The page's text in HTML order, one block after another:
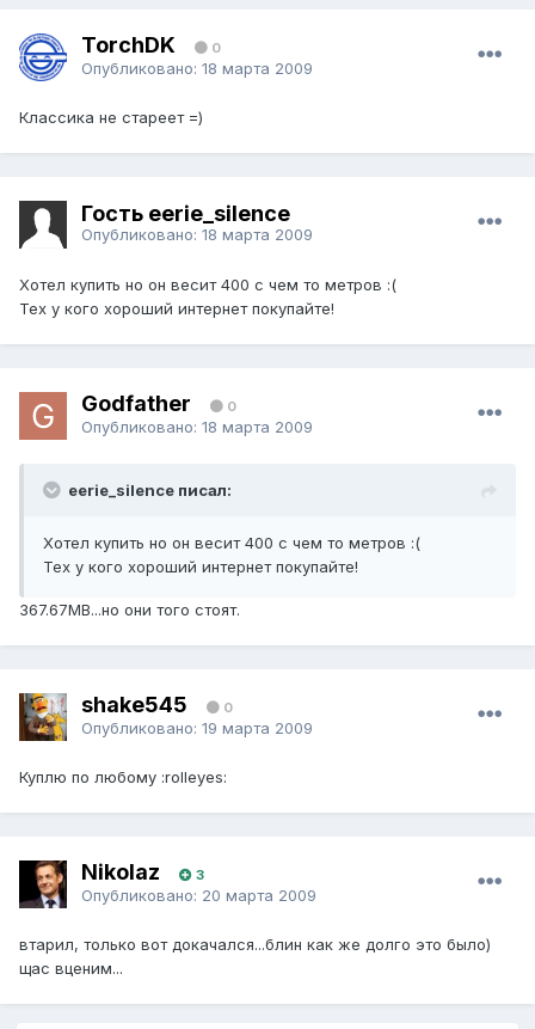
TorchDK 0
Опубликовано: 18 марта 2009
Классика не стареет =)
Гость eerie_silence
Опубликовано: 18 марта 2009
Хотел купить но он весит 400 с чем то метров :(
Тех у кого хороший интернет покупайте!
Godfather 0
Опубликовано: 18 марта 2009
eerie_silence писал:
Хотел купить но он весит 400 с чем то метров :(
Тех у кого хороший интернет покупайте!
367.67MB...но они того стоят.
shake545 0
Опубликовано: 19 марта 2009
Куплю по любому :rolleyes:
Nikolaz 3
Опубликовано: 20 марта 2009
втарил, только вот докачался...блин как же долго это было)
щас вценим...